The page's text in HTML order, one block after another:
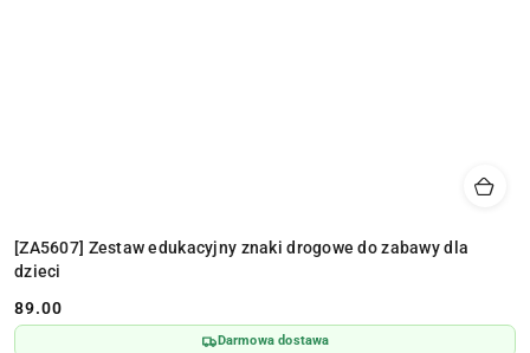
[ZA5607] Zestaw edukacyjny znaki drogowe do zabawy dla
dzieci
Cena:
89.00
Darmowa dostawa